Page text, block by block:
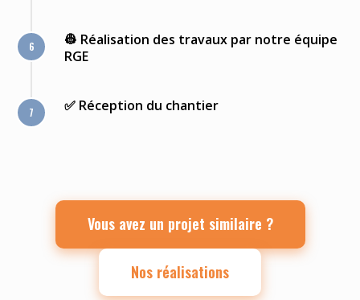
👷 Réalisation des travaux par notre équipe
RGE
✅ Réception du chantier
Vous avez un projet similaire ?
Nos réalisations